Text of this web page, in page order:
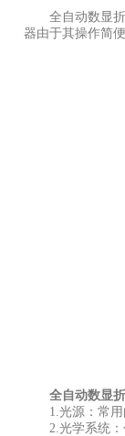
全自动数显折
器由于其操作简
全自动数显
1.光源：常用
2.光学系统：